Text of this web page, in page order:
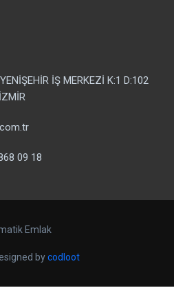
İŞ MERKEZİ K:1 D:102
09 18
Emlak
bycodloot